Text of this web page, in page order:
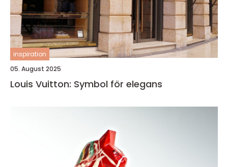
inspiration
05. August 2025
Louis Vuitton: Symbol för elegans